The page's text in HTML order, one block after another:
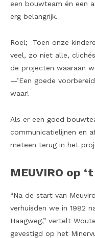
een bouwteam én een
erg belangrijk.
Roel; Toen onze
veel, zo niet alle,
de projecten waaraan
—’Een goede
waar!
Als er een goed
communicatielijnen en
meteen terug in het
MEUVIRO op
“Na de start van
verhuisden we in 1982
Haagweg,” vertelt
gevestigd op het